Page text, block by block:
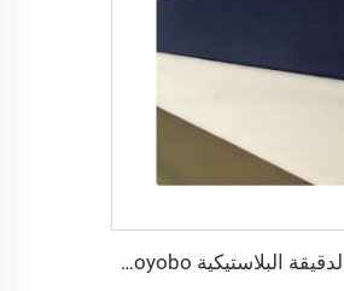
نسيج مصنوع من الألياف الدقيقة البلاستيكية Toyobo بقياس 100T نسيج عادي